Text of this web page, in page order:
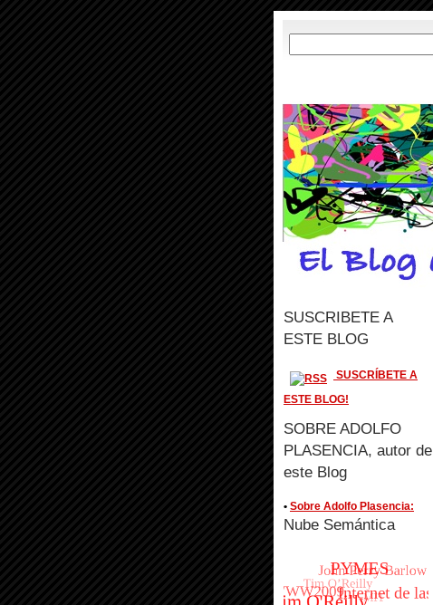
SUSCRIBETE A
ESTE BLOG
SUSCRÍBETE A
ESTE BLOG!
SOBRE ADOLFO
PLASENCIA, autor de
este Blog
• Sobre Adolfo Plasencia:
Nube Semántica